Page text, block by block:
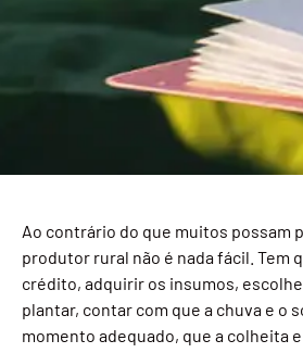
Ao contrário do que muitos possam
produtor rural não é nada fácil. Tem
crédito, adquirir os insumos,
plantar, contar com que a chuva e o
momento adequado, que a colheita